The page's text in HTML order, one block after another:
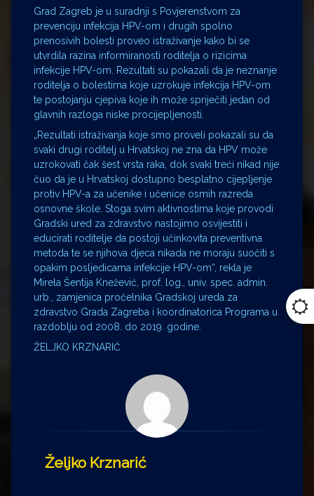
Grad Zagreb je u suradnji s Povjerenstvom za
prevenciju infekcija HPV-om i drugih spolno
prenosivih bolesti proveo istraživanje kako bi se
utvrdila razina informiranosti roditelja o rizicima
infekcije HPV-om. Rezultati su pokazali da je neznanje
roditelja o bolestima koje uzrokuje infekcija HPV-om
te postojanju cjepiva koje ih može spriječiti jedan od
glavnih razloga niske procijepljenosti.
„Rezultati istraživanja koje smo proveli pokazali su da
svaki drugi roditelj u Hrvatskoj ne zna da HPV može
uzrokovati čak šest vrsta raka, dok svaki treći nikad nije
čuo da je u Hrvatskoj dostupno besplatno cijepljenje
protiv HPV-a za učenike i učenice osmih razreda
osnovne škole. Stoga svim aktivnostima koje provodi
Gradski ured za zdravstvo nastojimo osvijestiti i
educirati roditelje da postoji učinkovita preventivna
metoda te se njihova djeca nikada ne moraju suočiti s
opakim posljedicama infekcije HPV-om“, rekla je
Mirela Šentija Knežević, prof. log., univ. spec. admin.
urb., zamjenica pročelnika Gradskoj ureda za
zdravstvo Grada Zagreba i koordinatorica Programa u
razdoblju od 2008. do 2019. godine.
ŽELJKO KRZNARIĆ
Željko Krznarić